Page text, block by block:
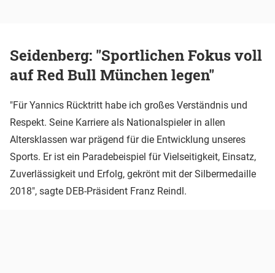
Seidenberg: "Sportlichen Fokus voll
auf Red Bull München legen"
"Für Yannics Rücktritt habe ich großes Verständnis und
Respekt. Seine Karriere als Nationalspieler in allen
Altersklassen war prägend für die Entwicklung unseres
Sports. Er ist ein Paradebeispiel für Vielseitigkeit, Einsatz,
Zuverlässigkeit und Erfolg, gekrönt mit der Silbermedaille
2018", sagte DEB-Präsident Franz Reindl.